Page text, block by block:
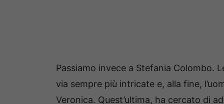
Passiamo invece a Stefania Colombo.
via sempre più intricate e, alla fine,
Veronica. Quest’ultima, ha cercato di